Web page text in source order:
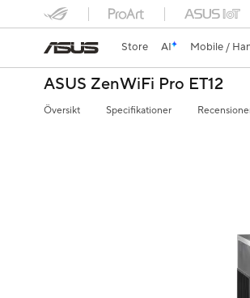
Store AI Mobile /
ASUS ZenWiFi Pro ET12
Översikt Specifikationer